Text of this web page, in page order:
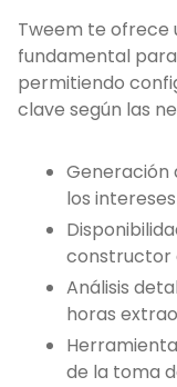
Tweem te ofrece
fundamental
permitiendo
clave según las
Generación
los
constructor
Análisis
horas
de la toma